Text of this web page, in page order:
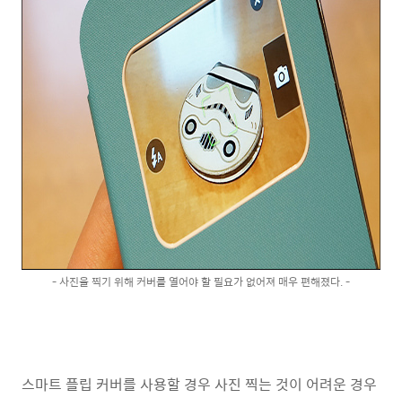
- 사진을 찍기 위해 커버를 열어야 할 필요가 없어져 매우 편해졌다. -
스마트 플립 커버를 사용할 경우 사진 찍는 것이 어려운 경우